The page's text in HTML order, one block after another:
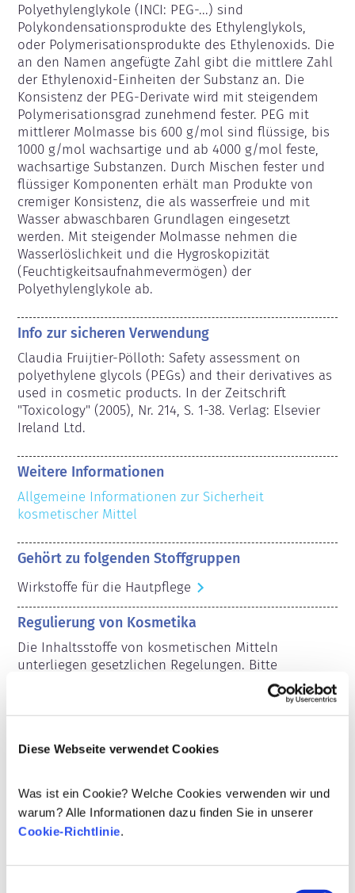
Diese Webseite verwendet Cookies
Was ist ein Cookie? Welche Cookies verwenden wir und
warum? Alle Informationen dazu finden Sie in unserer
Cookie-Richtlinie.
Polyethylenglykole (INCI: PEG-...) sind
Polykondensationsprodukte des Ethylenglykols,
oder Polymerisationsprodukte des Ethylenoxids. Die
an den Namen angefügte Zahl gibt die mittlere Zahl
der Ethylenoxid-Einheiten der Substanz an. Die
Konsistenz der PEG-Derivate wird mit steigendem
Polymerisationsgrad zunehmend fester. PEG mit
mittlerer Molmasse bis 600 g/mol sind flüssige, bis
1000 g/mol wachsartige und ab 4000 g/mol feste,
wachsartige Substanzen. Durch Mischen fester und
flüssiger Komponenten erhält man Produkte von
cremiger Konsistenz, die als wasserfreie und mit
Wasser abwaschbaren Grundlagen eingesetzt
werden. Mit steigender Molmasse nehmen die
Wasserlöslichkeit und die Hygroskopizität
(Feuchtigkeitsaufnahmevermögen) der
Polyethylenglykole ab.
Info zur sicheren Verwendung
Claudia Fruijtier-Pölloth: Safety assessment on
polyethylene glycols (PEGs) and their derivatives as
used in cosmetic products. In der Zeitschrift
"Toxicology" (2005), Nr. 214, S. 1-38. Verlag: Elsevier
Ireland Ltd.
Weitere Informationen
Allgemeine Informationen zur Sicherheit
kosmetischer Mittel
Gehört zu folgenden Stoffgruppen
Wirkstoffe für die Hautpflege
Regulierung von Kosmetika
Die Inhaltsstoffe von kosmetischen Mitteln
unterliegen gesetzlichen Regelungen. Bitte
beachten Sie, dass für kosmetische Inhaltsstoffe
außerhalb der EU andere Vorschriften gelten
können.
Ihre Kosmetika
verstehen